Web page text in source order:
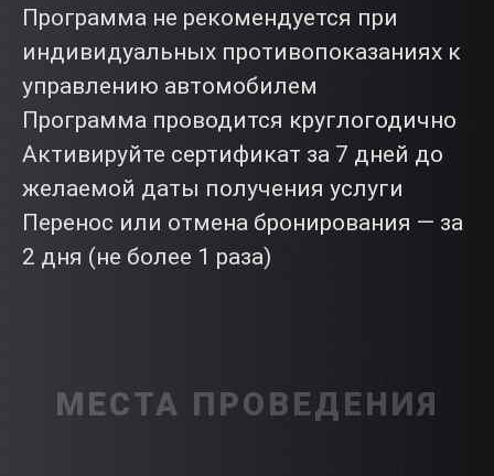
Программа не рекомендуется при
индивидуальных противопоказаниях к
управлению автомобилем
Программа проводится круглогодично
Активируйте сертификат за 7 дней до
желаемой даты получения услуги
Перенос или отмена бронирования — за
2 дня (не более 1 раза)
МЕСТА ПРОВЕДЕНИЯ